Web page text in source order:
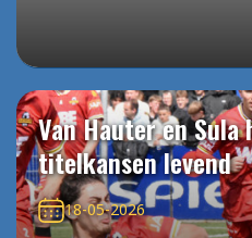
Van Hauter en Sula
titelkansen levend
18-05-2026